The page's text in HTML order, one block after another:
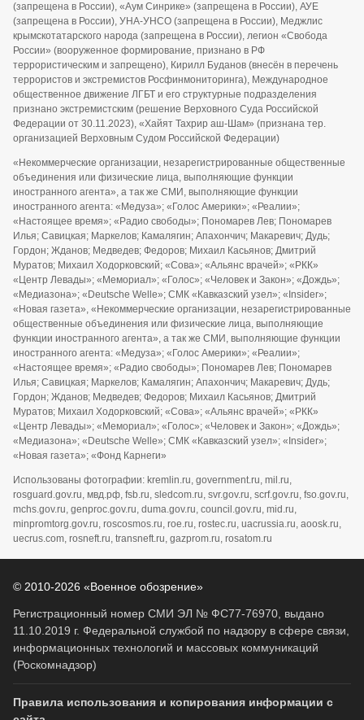
(запрещена в России), «Аум Синрике» (запрещена в России), АУЕ
(запрещена в России), УНА-УНСО (запрещена в России), Меджлис
крымскотатарского народа (запрещена в России), легион «Свобода
России» (вооруженное формирование, признано в РФ
террористическим и запрещено), Кирилл Буданов (внесён в перечень
террористов и экстремистов Росфинмониторинга), Международное
общественное движение ЛГБТ и его структурные подразделения
признано экстремистским (решение Верховного Суда Российской
Федерации от 30.11.2023), «Хайят Тахрир аш-Шам» (признана тер.
организацией Верховным Судом Российской Федерации)
«Некоммерческие организации, незарегистрированные общественные
объединения или физические лица, выполняющие функции
иностранного агента», а так же СМИ, выполняющие функции
иностранного агента: «Медуза»; «Голос Америки»; «Реалии»;
«Настоящее время»; «Радио свободы»; Пономарев Лев; Пономарев
Илья; Савицкая; Маркелов; Камалягин; Апахончич; Макаревич; Дудь;
Гордон; Жданов; Медведев; Федоров; Михаил Касьянов; Дмитрий
Муратов; Михаил Ходорковский; «Сова»; «Альянс врачей»; «РКК»
«Центр Левады»; «Мемориал»; «Голос»; «Человек и Закон»; «Дождь»;
«Медиазона»; «Deutsche Welle»; СМК «Кавказский узел»; «Insider»;
«Новая газета», «Некоммерческие организации, незарегистрированные
общественные объединения или физические лица, выполняющие
функции иностранного агента», а так же СМИ, выполняющие функции
иностранного агента: «Медуза»; «Голос Америки»; «Реалии»;
«Настоящее время»; «Радио свободы»; Пономарев Лев; Пономарев
Илья; Савицкая; Маркелов; Камалягин; Апахончич; Макаревич; Дудь;
Гордон; Жданов; Медведев; Федоров; Михаил Касьянов; Дмитрий
Муратов; Михаил Ходорковский; «Сова»; «Альянс врачей»; «РКК»
«Центр Левады»; «Мемориал»; «Голос»; «Человек и Закон»; «Дождь»;
«Медиазона»; «Deutsche Welle»; СМК «Кавказский узел»; «Insider»;
«Новая газета»; «Фонд Карнеги»
Использованы фотографии: kremlin.ru, government.ru, mil.ru,
rosguard.gov.ru, мвд.рф, fsb.ru, sledcom.ru, svr.gov.ru, scrf.gov.ru, fso.gov.ru,
mchs.gov.ru, genproc.gov.ru, duma.gov.ru, council.gov.ru, mid.ru,
minpromtorg.gov.ru, roscosmos.ru, roe.ru, rostec.ru, uacrussia.ru, aoosk.ru,
uecrus.com, rosneft.ru, transneft.ru, gazprom.ru, rosatom.ru
© 2010-2026 «Военное обозрение»
Регистрационный номер СМИ ЭЛ № ФС77-76970, выдано
11.10.2019 г. Федеральной службой по надзору в сфере связи,
информационных технологий и массовых коммуникаций
(Роскомнадзор)
Правила использования и копирования информации с